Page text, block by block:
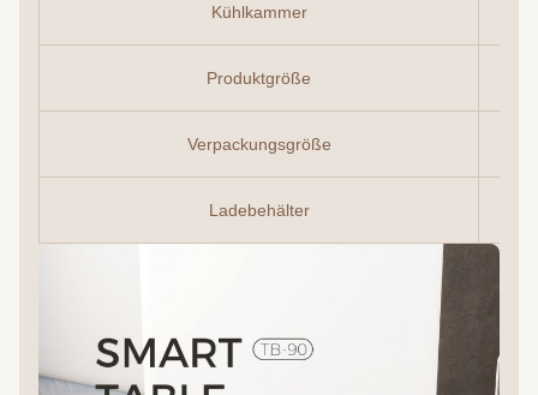
Kühlkammer
Produktgröße
Verpackungsgröße
Ladebehälter